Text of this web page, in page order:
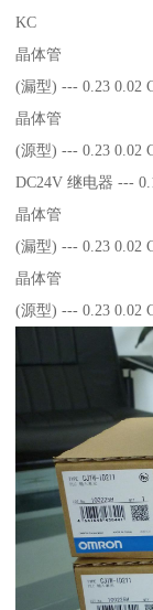
KC
晶体管
(漏型) --- 0.23 0.02
晶体管
(源型) --- 0.23 0.02
DC24V 继电器 ---
晶体管
(漏型) --- 0.23 0.02
晶体管
(源型) --- 0.23 0.02